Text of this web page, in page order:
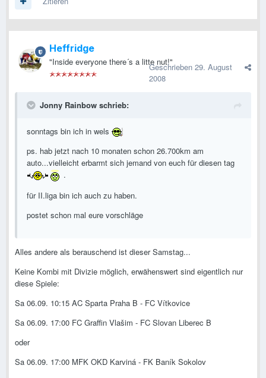
Heffridge
"Inside everyone there´s a litte nut!"
Geschrieben 29. August
2008
Jonny Rainbow schrieb:
sonntags bin ich in wels
ps. hab jetzt nach 10 monaten schon 26.700km am
auto...vielleicht erbarmt sich jemand von euch für diesen tag
.
für II.liga bin ich auch zu haben.
postet schon mal eure vorschläge
Alles andere als berauschend ist dieser Samstag...
Keine Kombi mit Divizie möglich, erwähenswert sind eigentlich nur
diese Spiele:
Sa 06.09. 10:15 AC Sparta Praha B - FC Vítkovice
Sa 06.09. 17:00 FC Graffin Vlašim - FC Slovan Liberec B
oder
Sa 06.09. 17:00 MFK OKD Karviná - FK Baník Sokolov